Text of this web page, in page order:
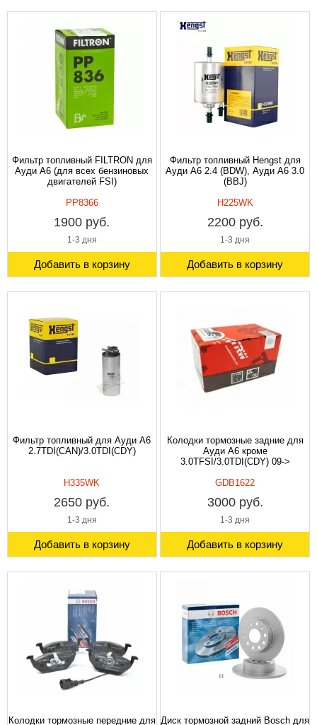
Фильтр топливный FILTRON для
Ауди A6 (для всех бензиновых
двигателей FSI)
PP8366
1900 руб.
1-3 дня
Добавить в корзину
Фильтр топливный Hengst для
Ауди A6 2.4 (BDW), Ауди А6 3.0
(BBJ)
H225WK
2200 руб.
1-3 дня
Добавить в корзину
Фильтр топливный для Ауди A6
2.7TDI(CAN)/3.0TDI(CDY)
H335WK
2650 руб.
1-3 дня
Добавить в корзину
Колодки тормозные задние для
Ауди A6 кроме
3.0TFSI/3.0TDI(CDY) 09->
GDB1622
3000 руб.
1-3 дня
Добавить в корзину
Колодки тормозные передние для Диск тормозной задний Bosch для